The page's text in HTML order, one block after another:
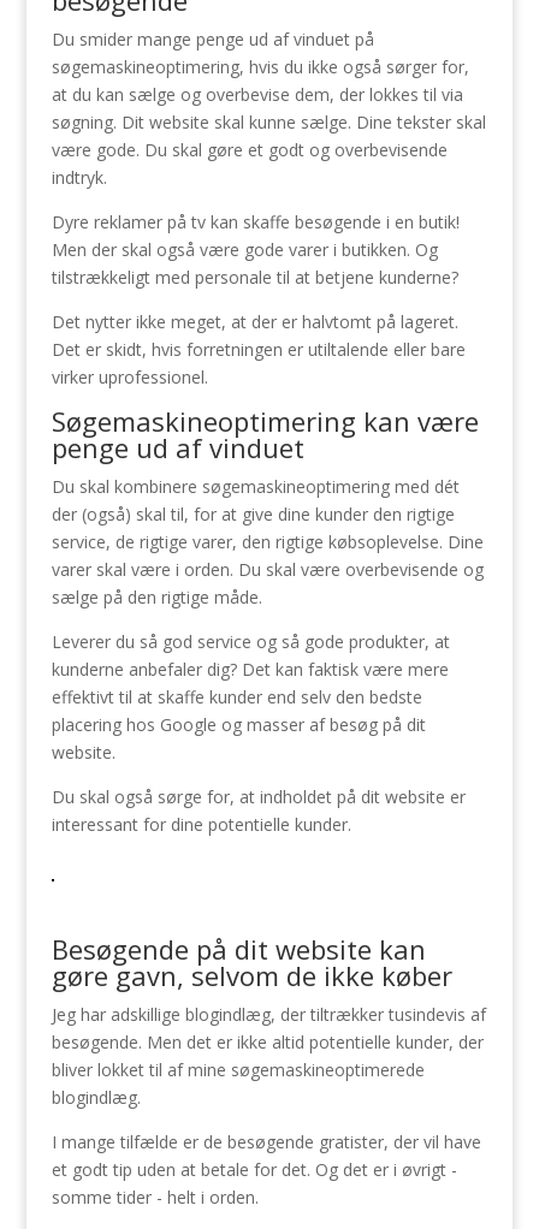
Du smider mange penge ud af vinduet på
søgemaskineoptimering, hvis du ikke også sørger for,
at du kan sælge og overbevise dem, der lokkes til via
søgning. Dit website skal kunne sælge. Dine tekster skal
være gode. Du skal gøre et godt og overbevisende
indtryk.
Dyre reklamer på tv kan skaffe besøgende i en butik!
Men der skal også være gode varer i butikken. Og
tilstrækkeligt med personale til at betjene kunderne?
Det nytter ikke meget, at der er halvtomt på lageret.
Det er skidt, hvis forretningen er utiltalende eller bare
virker uprofessionel.
Søgemaskineoptimering kan være
penge ud af vinduet
Du skal kombinere søgemaskineoptimering med dét
der (også) skal til, for at give dine kunder den rigtige
service, de rigtige varer, den rigtige købsoplevelse. Dine
varer skal være i orden. Du skal være overbevisende og
sælge på den rigtige måde.
Leverer du så god service og så gode produkter, at
kunderne anbefaler dig? Det kan faktisk være mere
effektivt til at skaffe kunder end selv den bedste
placering hos Google og masser af besøg på dit
website.
Du skal også sørge for, at indholdet på dit website er
interessant for dine potentielle kunder.
Besøgende på dit website kan
gøre gavn, selvom de ikke køber
Jeg har adskillige blogindlæg, der tiltrækker tusindevis af
besøgende. Men det er ikke altid potentielle kunder, der
bliver lokket til af mine søgemaskineoptimerede
blogindlæg.
I mange tilfælde er de besøgende gratister, der vil have
et godt tip uden at betale for det. Og det er i øvrigt -
somme tider - helt i orden.